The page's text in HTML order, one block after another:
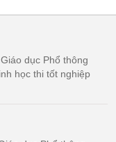
dục Phổ thông
học thi tốt nghiệp